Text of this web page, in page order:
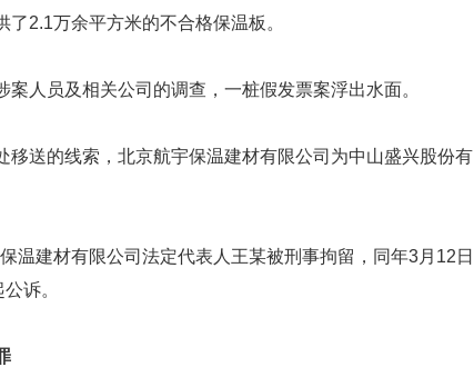
2.1万余平方米的不合格保温板。
案人员及相关公司的调查，一桩假发票案浮出水面。
移送的线索，北京航宇保温建材有限公司为中山盛兴股份有
温建材有限公司法定代表人王某被刑事拘留，同年3月12日
诉。